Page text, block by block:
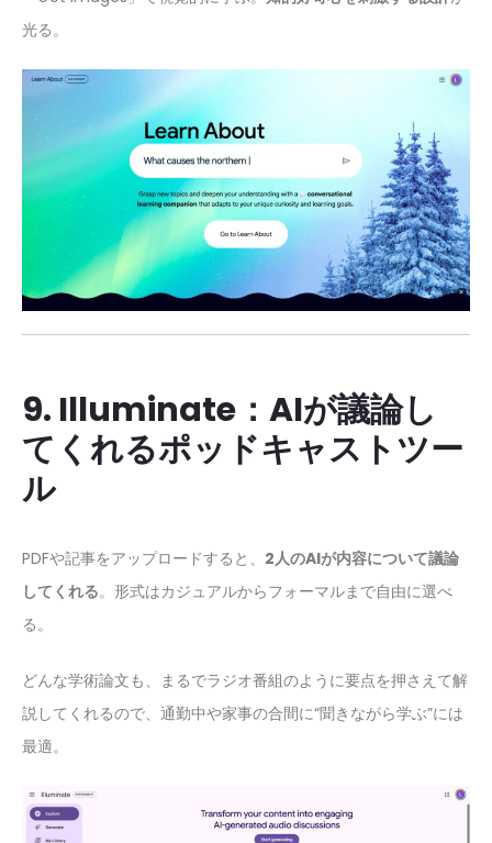
光る。
9. Illuminate：AIが議論し
てくれるポッドキャストツー
ル
PDFや記事をアップロードすると、 2人のAIが内容について議論
してくれる。形式はカジュアルからフォーマルまで自由に選べ
る。
どんな学術論文も、まるでラジオ番組のように要点を押さえて解
説してくれるので、通勤中や家事の合間に“聞きながら学ぶ”には
最適。